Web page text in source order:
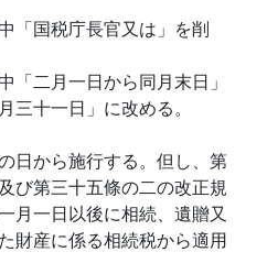
「国税庁長官又は」を削
「二月一日から同月末日」
三十一日」に改める。
日から施行する。但し、第
び第三十五條の二の改正規
月一日以後に相続、遺贈又
財産に係る相続税から適用